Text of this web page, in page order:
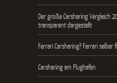
Der große Carsharing Vergleich
transparent dargestellt
Ferrari Carsharing? Ferrari selber
Carsharing am Flughafen